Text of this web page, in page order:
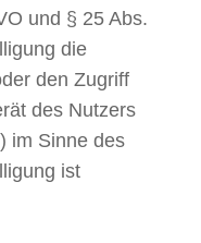
und § 25 Abs.
die
den Zugriff
des Nutzers
im Sinne des
ist